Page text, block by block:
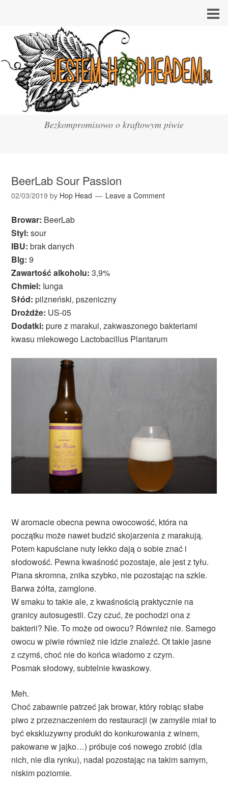
Bezkompromisowo o kraftowym piwie
BeerLab Sour Passion
02/03/2019 by Hop Head Leave a Comment
Browar: BeerLab
Styl: sour
IBU: brak danych
Blg: 9
Zawartość alkoholu: 3,9%
Chmiel: Iunga
Słód: pilzneński, pszeniczny
Drożdże: US-05
Dodatki: pure z marakui, zakwaszonego bakteriami
kwasu mlekowego Lactobacillus Plantarum
W aromacie obecna pewna owocowość, która na
początku może nawet budzić skojarzenia z marakują.
Potem kapuściane nuty lekko dają o sobie znać i
słodowość. Pewna kwaśność pozostaje, ale jest z tyłu.
Piana skromna, znika szybko, nie pozostając na szkle.
Barwa żółta, zamglone.
W smaku to takie ale, z kwaśnością praktycznie na
granicy autosugestii. Czy czuć, że pochodzi ona z
bakterii? Nie. To może od owocu? Również nie. Samego
owocu w piwie również nie idzie znaleźć. Ot takie jasne
z czymś, choć nie do końca wiadomo z czym.
Posmak słodowy, subtelnie kwaskowy.
Meh.
Choć zabawnie patrzeć jak browar, który robiąc słabe
piwo z przeznaczeniem do restauracji (w zamyśle miał to
być ekskluzywny produkt do konkurowania z winem,
pakowane w jajko…) próbuje coś nowego zrobić (dla
nich, nie dla rynku), nadal pozostając na takim samym,
niskim poziomie.